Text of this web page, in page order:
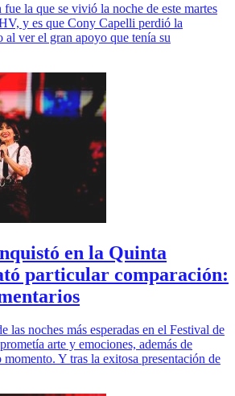
la que se vivió la noche de este martes
y es que Cony Capelli perdió la
ver el gran apoyo que tenía su
en la Quinta
particular comparación:
las noches más esperadas en el Festival de
arte y emociones, además de
momento. Y tras la exitosa presentación de